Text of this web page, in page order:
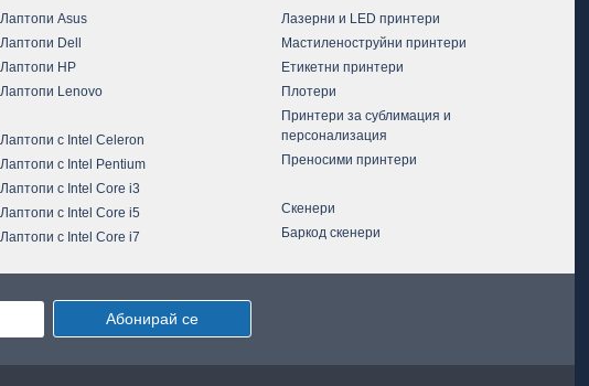
Лаптопи Asus
Лаптопи Dell
Лаптопи HP
Лаптопи Lenovo
Лаптопи с Intel Celeron
Лаптопи с Intel Pentium
Лаптопи с Intel Core i3
Лаптопи с Intel Core i5
Лаптопи с Intel Core i7
Лазерни и LED принтери
Мастиленоструйни принтери
Етикетни принтери
Плотери
Принтери за сублимация и
персонализация
Преносими принтери
Скенери
Баркод скенери
Абонирай се